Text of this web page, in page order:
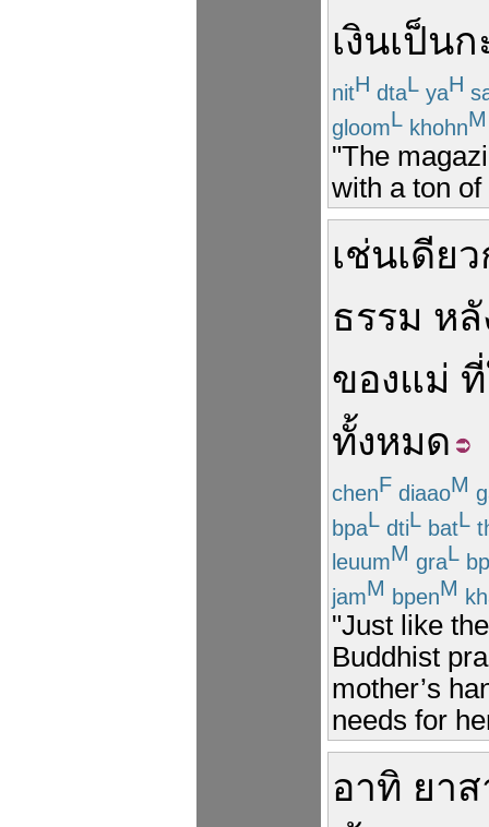
เงินเป็นก
nitH dtaL yaH
gloomL khohnM
"The
with a ton of
เช่นเดีย
ธรรม หลั
ของแม่ ที่
ทั้งหมด
chenF diaaoM
bpaL dtiL batL
leuumM graL
jamM bpenM
"Just like
Buddhist
mother’s
needs for
อาทิ ยา